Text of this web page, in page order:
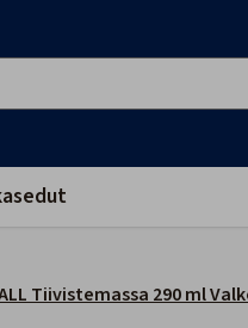
Tiivistemassa 290 ml